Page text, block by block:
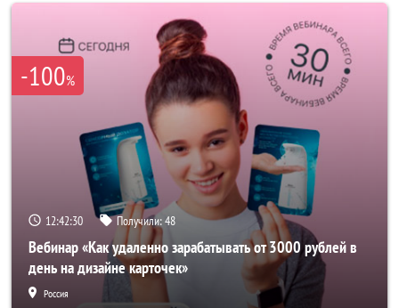
-100%
12:42:28 Получили:48
Вебинар «Как удаленно зарабатывать от 3000 рублей в
день на дизайне карточек»
Россия